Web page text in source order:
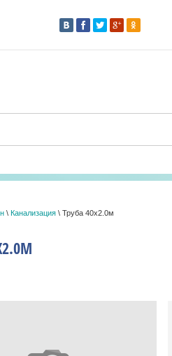
\ Канализация \ Труба 40х2.0м